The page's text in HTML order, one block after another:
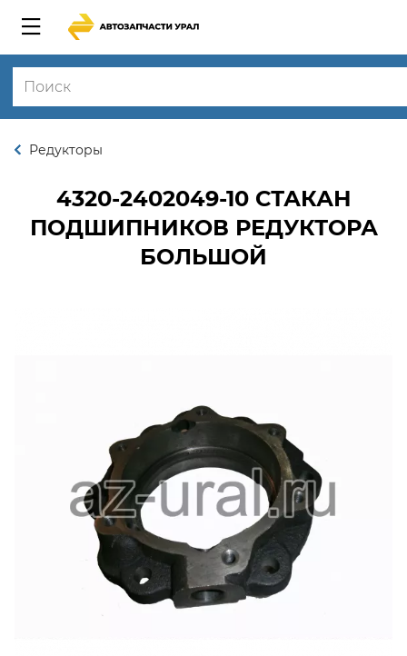
Редукторы
4320-2402049-10СТАКАН
ПОДШИПНИКОВ РЕДУКТОРА
БОЛЬШОЙ